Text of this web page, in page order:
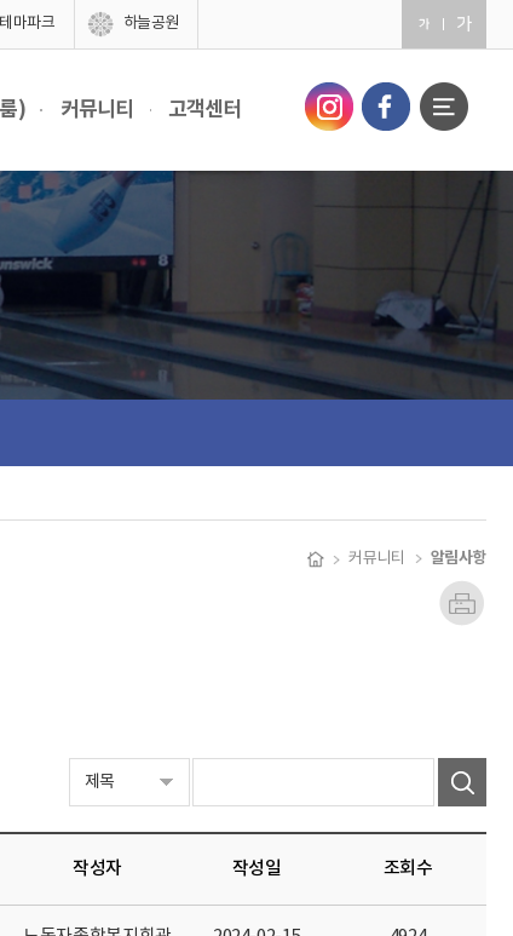
마파크 하늘공원
) 커뮤니티 고객센터
커뮤니티 알림사항
작성자 작성일 조회수